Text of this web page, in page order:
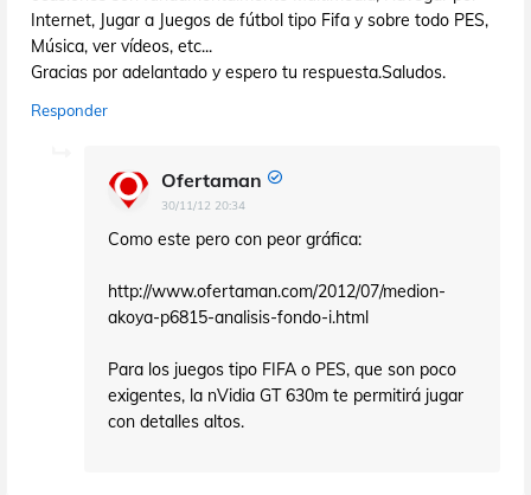
Internet, Jugar a Juegos de fútbol tipo Fifa y sobre todo PES,
Música, ver vídeos, etc...
Gracias por adelantado y espero tu respuesta.Saludos.
Responder
Ofertaman
30/11/12 20:34
Como este pero con peor gráfica:
http://www.ofertaman.com/2012/07/medion-
akoya-p6815-analisis-fondo-i.html
Para los juegos tipo FIFA o PES, que son poco
exigentes, la nVidia GT 630m te permitirá jugar
con detalles altos.